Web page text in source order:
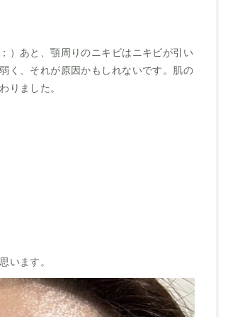
）あと、顎周りのニキビはニキビが引い
く、それが原因かもしれないです。肌の
りました。
います。